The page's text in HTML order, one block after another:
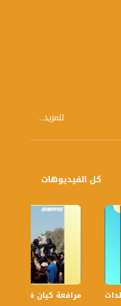
للمزيد...
كل الفيديوهات
مرافعة كيان في
والنقب،الكاملة،صباحنا